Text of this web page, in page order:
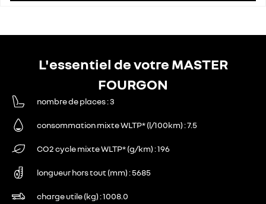
L'essentiel de votre MASTER
FOURGON
nombre de places 3
consommation mixte WLTP* (l/100km) 7.5
CO2 cycle mixte WLTP* (g/km) 196
longueur hors tout (mm) 5685
charge utile (kg) 1008.0